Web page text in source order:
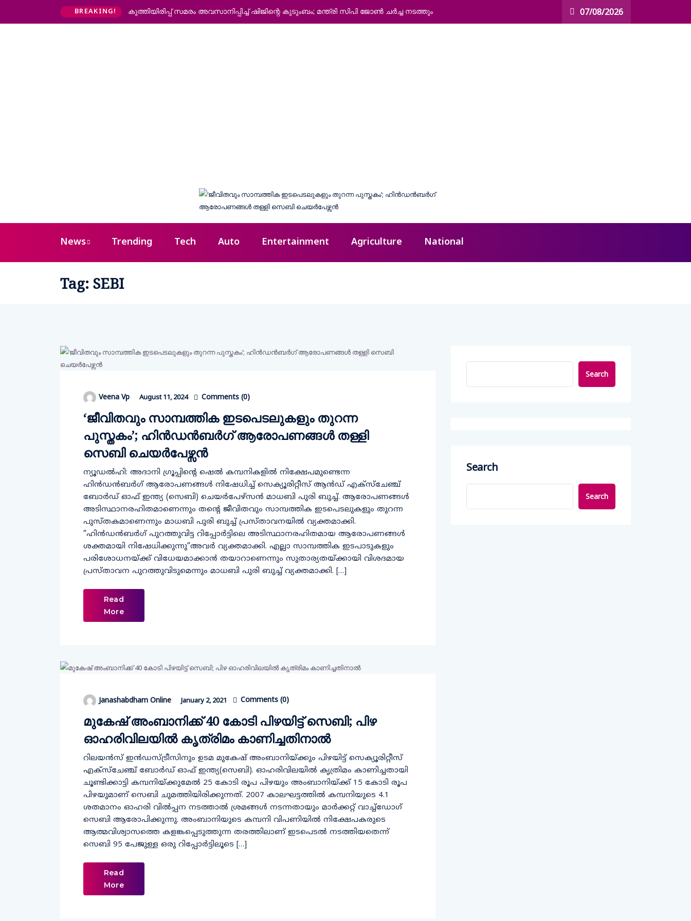
BREAKING! കുത്തിയിരിപ്പ് സമരം അവസാനിപ്പിച്ച് ഷിജിന്റെ കുടുംബം; മന്ത്രി സിപി ജോൺ ചർച്ച നടത്തും 07/08/2026
News Trending Tech Auto Entertainment Agriculture National
Tag: SEBI
Veena Vp August 11, 2024 Comments (0)
‘ജീവിതവും സാമ്പത്തിക ഇടപെടലുകളും തുറന്ന
പുസ്തകം’; ഹിന്‍ഡന്‍ബര്‍ഗ് ആരോപണങ്ങള്‍ തള്ളി
സെബി ചെയര്‍പേഴ്സന്‍
ന്യൂഡല്‍ഹി: അദാനി ഗ്രൂപ്പിന്റെ ഷെല്‍ കമ്പനികളില്‍ നിക്ഷേപമുണ്ടെന്ന
ഹിന്‍ഡന്‍ബര്‍ഗ് ആരോപണങ്ങള്‍ നിഷേധിച്ച് സെക്യൂരിറ്റീസ് ആന്‍ഡ് എക്സ്ചേഞ്ച്
ബോര്‍ഡ് ഓഫ് ഇന്ത്യ (സെബി) ചെയര്‍പേഴ്സന്‍ മാധബി പുരി ബുച്ച്. ആരോപണങ്ങള്‍
അടിസ്ഥാനരഹിതമാണെന്നും തന്റെ ജീവിതവും സാമ്പത്തിക ഇടപെടലുകളും തുറന്ന
പുസ്തകമാണെന്നും മാധബി പുരി ബുച്ച് പ്രസ്താവനയില്‍ വ്യക്തമാക്കി.
”ഹിന്‍ഡന്‍ബര്‍ഗ് പുറത്തുവിട്ട റിപ്പോര്‍ട്ടിലെ അടിസ്ഥാനരഹിതമായ ആരോപണങ്ങള്‍
ശക്തമായി നിഷേധിക്കുന്നു”അവര്‍ വ്യക്തമാക്കി. എല്ലാ സാമ്പത്തിക ഇടപാടുകളും
പരിശോധനയ്ക്ക് വിധേയമാക്കാന്‍ തയാറാണെന്നും സുതാര്യതയ്ക്കായി വിശദമായ
പ്രസ്താവന പുറത്തുവിടുമെന്നും മാധബി പുരി ബുച്ച് വ്യക്തമാക്കി. […]
Read
More
Janashabdham Online January 2, 2021 Comments (0)
മുകേഷ് അംബാനിക്ക് 40 കോടി പിഴയിട്ട് സെബി; പിഴ
ഓഹരിവിലയില്‍ കൃത്രിമം കാണിച്ചതിനാല്‍
റിലയന്‍സ് ഇന്‍ഡസ്ട്രീസിനും ഉടമ മുകേഷ് അംബാനിയ്ക്കും പിഴയിട്ട് സെക്യൂരിറ്റീസ്
എക്സ്ചേഞ്ച് ബോര്‍ഡ് ഓഫ് ഇന്ത്യ(സെബി). ഓഹരിവിലയില്‍ കൃത്രിമം കാണിച്ചതായി
ചൂണ്ടിക്കാട്ടി കമ്പനിയ്ക്കുമേല്‍ 25 കോടി രൂപ പിഴയും അംബാനിയ്ക്ക് 15 കോടി രൂപ
പിഴയുമാണ് സെബി ചുമത്തിയിരിക്കുന്നത്. 2007 കാലഘട്ടത്തില്‍ കമ്പനിയുടെ 4.1
ശതമാനം ഓഹരി വില്‍പ്പന നടത്താല്‍ ശ്രമങ്ങള്‍ നടന്നതായും മാര്‍ക്കറ്റ് വാച്ച്ഡോഗ്
സെബി ആരോപിക്കുന്നു. അംബാനിയുടെ കമ്പനി വിപണിയില്‍ നിക്ഷേപകരുടെ
ആത്മവിശ്വാസത്തെ കളങ്കപ്പെടുത്തുന്ന തരത്തിലാണ് ഇടപെടല്‍ നടത്തിയതെന്ന്
സെബി 95 പേജുള്ള ഒരു റിപ്പോര്‍ട്ടിലൂടെ […]
Read
More
Search
Search
Search